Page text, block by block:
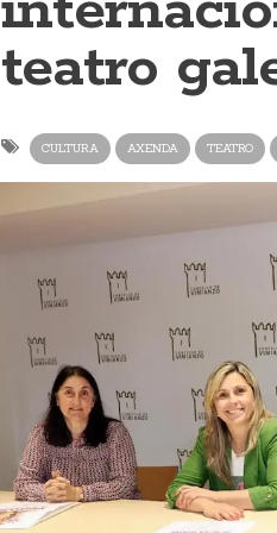
teatro
CULTURA AXENDA TEATRO